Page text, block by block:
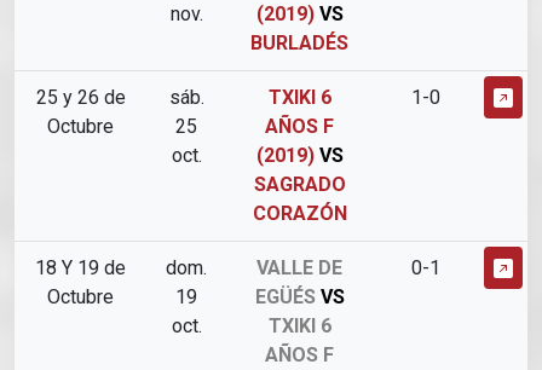
nov.
(2019) VS
BURLADÉS
25 y 26 de
Octubre
sáb.
25
oct.
TXIKI 6
AÑOS F
(2019) VS
SAGRADO
CORAZÓN
1-0
18 Y 19 de
Octubre
dom.
19
oct.
VALLE DE
EGÜÉS VS
TXIKI 6
AÑOS F
0-1